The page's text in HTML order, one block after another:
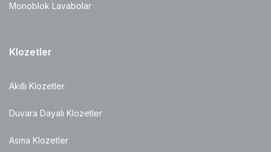
Monoblok Lavabolar
Klozetler
Akıllı Klozetler
Duvara Dayalı Klozetler
Asma Klozetler